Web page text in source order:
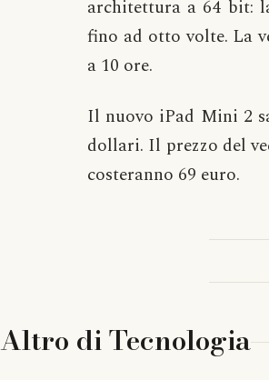
architettura a 64 bit:
fino ad otto volte. La
a 10 ore.
Il nuovo iPad Mini 2
dollari. Il prezzo del
costeranno 69 euro.
Altro diTecnologia